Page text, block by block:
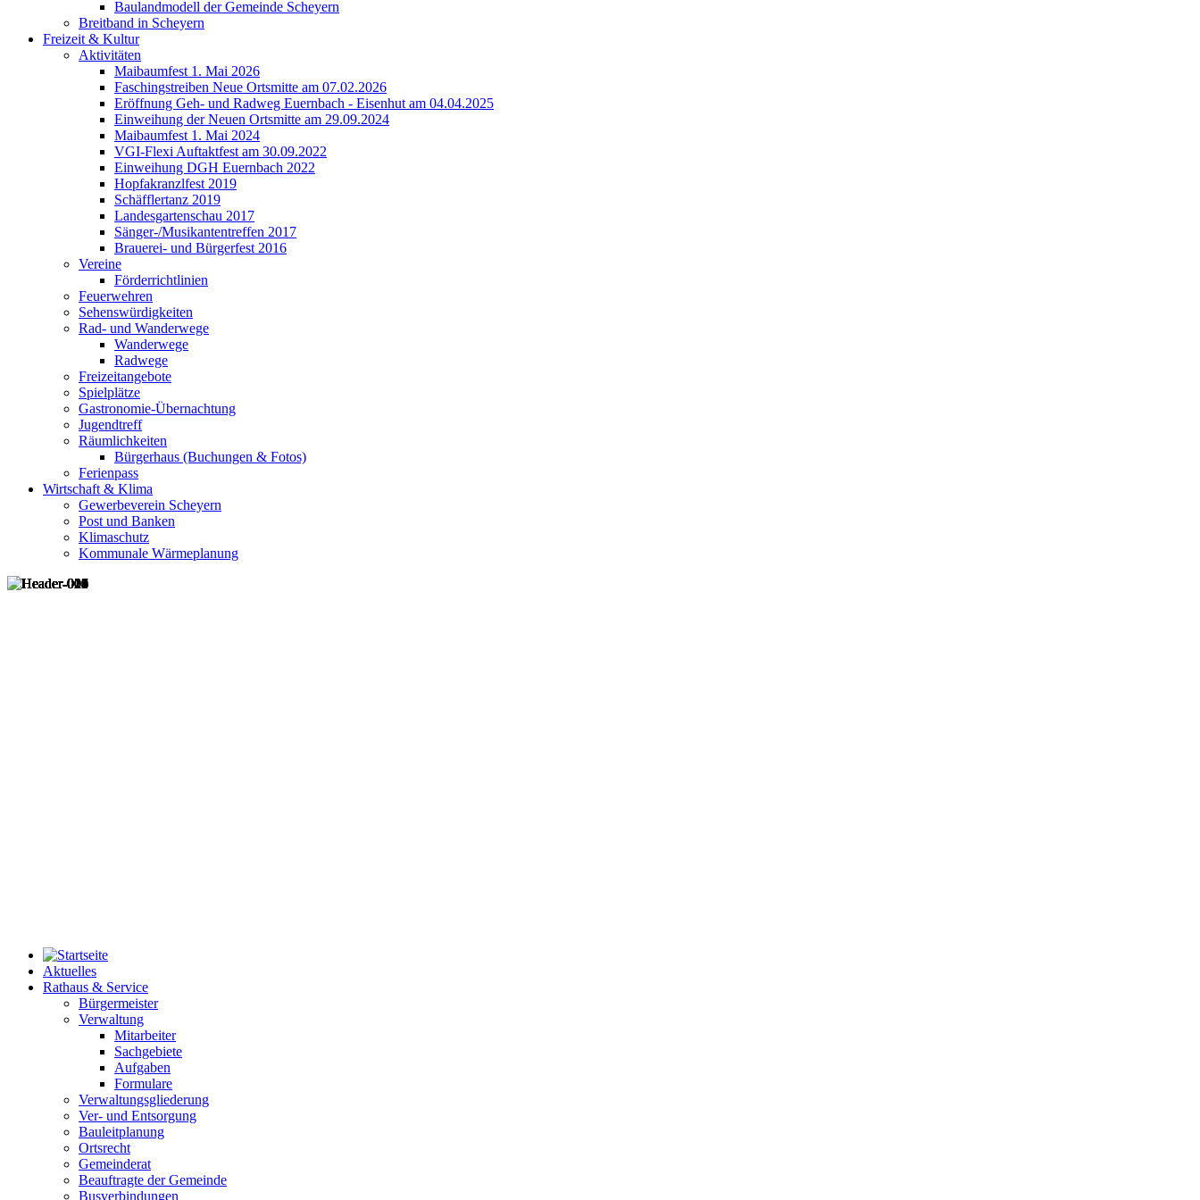
Baulandmodell der Gemeinde Scheyern
Breitband in Scheyern
Freizeit & Kultur
Aktivitäten
Maibaumfest 1. Mai 2026
Faschingstreiben Neue Ortsmitte am 07.02.2026
Eröffnung Geh- und Radweg Euernbach - Eisenhut am 04.04.2025
Einweihung der Neuen Ortsmitte am 29.09.2024
Maibaumfest 1. Mai 2024
VGI-Flexi Auftaktfest am 30.09.2022
Einweihung DGH Euernbach 2022
Hopfakranzlfest 2019
Schäfflertanz 2019
Landesgartenschau 2017
Sänger-/Musikantentreffen 2017
Brauerei- und Bürgerfest 2016
Vereine
Förderrichtlinien
Feuerwehren
Sehenswürdigkeiten
Rad- und Wanderwege
Wanderwege
Radwege
Freizeitangebote
Spielplätze
Gastronomie-Übernachtung
Jugendtreff
Räumlichkeiten
Bürgerhaus (Buchungen & Fotos)
Ferienpass
Wirtschaft & Klima
Gewerbeverein Scheyern
Post und Banken
Klimaschutz
Kommunale Wärmeplanung
Aktuelles
Rathaus & Service
Bürgermeister
Verwaltung
Mitarbeiter
Sachgebiete
Aufgaben
Formulare
Verwaltungsgliederung
Ver- und Entsorgung
Bauleitplanung
Ortsrecht
Gemeinderat
Beauftragte der Gemeinde
Busverbindungen